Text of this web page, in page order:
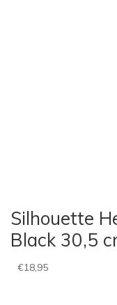
Silhouette
Black 30,5
€18,95